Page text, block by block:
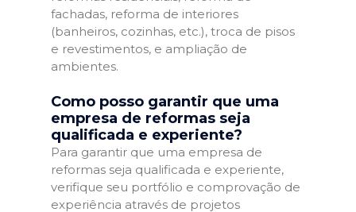
fachadas, reforma de interiores
(banheiros, cozinhas, etc.), troca de pisos
e revestimentos, e ampliação de
ambientes.
Como posso garantir que uma
empresa de reformas seja
qualificada e experiente?
Para garantir que uma empresa de
reformas seja qualificada e experiente,
verifique seu portfólio e comprovação de
experiência através de projetos